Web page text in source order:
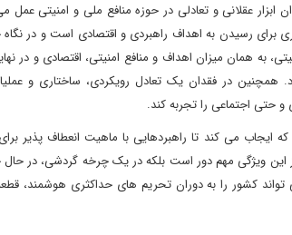
عقلانی و تعادلی در حوزه منافع ملی و امنیتی عمل
برای رسیدن به اهداف راهبردی و اقتصادی است و در
به همان میزان اهداف و منافع امنیتی، اقتصادی و در
همچنین در فقدان یک تعادل رویکردی، ساختاری و
حتی اجتماعی را تجربه کند.
می کند تا راهبردهایی با ماهیت انعطاف پذیر
این ویژگی مهم دور است بلکه در یک چرخه گردشی، در
کشور را به دوران تحریم های حداکثری هوشمند،